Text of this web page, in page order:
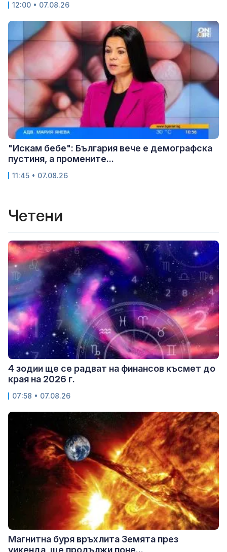
12:00 • 07.08.26
"Искам бебе": България вече е демографска
пустиня, а промените...
11:45 • 07.08.26
Четени
4 зодии ще се радват на финансов късмет до
края на 2026 г.
07:58 • 07.08.26
Магнитна буря връхлита Земята през
уикенда, ще продължи поне...